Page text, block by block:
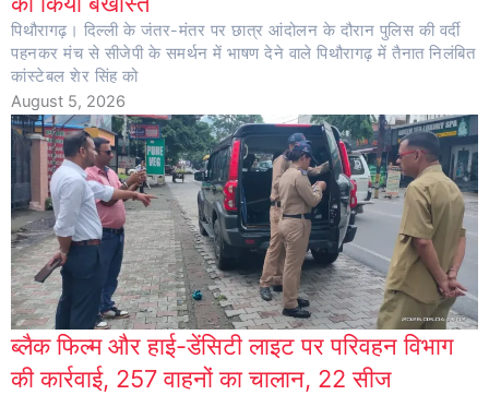
पिथौरागढ़। दिल्ली के जंतर-मंतर पर छात्र आंदोलन के दौरान पुलिस की वर्दी
पहनकर मंच से सीजेपी के समर्थन में भाषण देने वाले पिथौरागढ़ में तैनात निलंबित
कांस्टेबल शेर सिंह को
August 5, 2026
ब्लैक फिल्म और हाई-डेंसिटी लाइट पर परिवहन विभाग
की कार्रवाई, 257 वाहनों का चालान, 22 सीज